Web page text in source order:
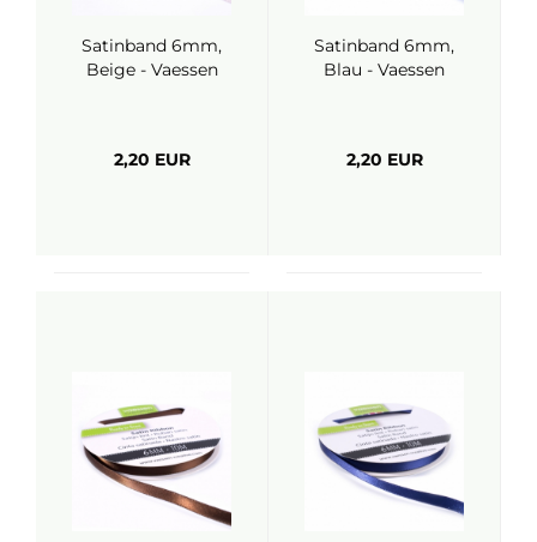
Satinband 6mm,
Beige - Vaessen
2,20 EUR
Satinband 6mm,
Blau - Vaessen
2,20 EUR